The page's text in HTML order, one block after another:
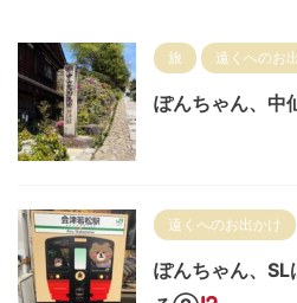
旅 遠くへのお
ぽんちゃん、
遠くへのお出かけ
ぽんちゃん、